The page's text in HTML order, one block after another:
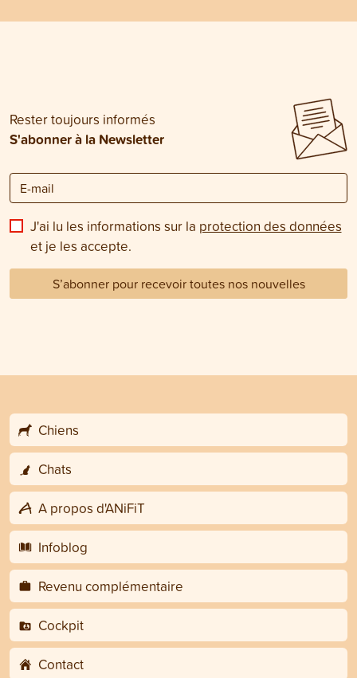
Rester toujours informés
S'abonner à la Newsletter
J'ai lu les informations sur la protection des données
et je les accepte.
S’abonner pour recevoir toutes nos nouvelles
Chiens
Chats
A propos d'ANiFiT
Infoblog
Revenu complémentaire
Cockpit
Contact